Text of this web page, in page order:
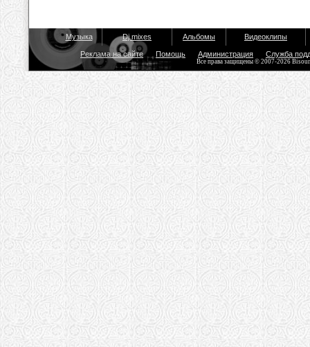
Музыка Dj mixes Альбомы Видеоклипы
Реклама на сайте Помощь Администрация Служба
Все права защищены © 2007-2026